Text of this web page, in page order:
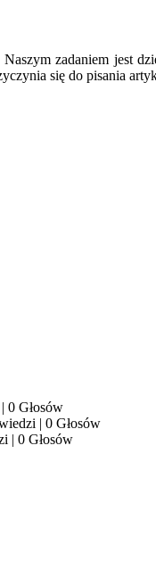
zadaniem jest
się do pisania
| 0 Głosów
| 0 Głosów
| 0 Głosów